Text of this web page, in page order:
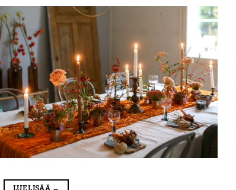
LUE LISÄÄ →